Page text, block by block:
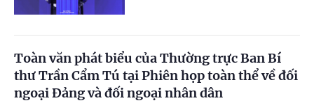
Toàn văn phát biểu của Thường trực Ban Bí
thư Trần Cẩm Tú tại Phiên họp toàn thể về đối
ngoại Đảng và đối ngoại nhân dân